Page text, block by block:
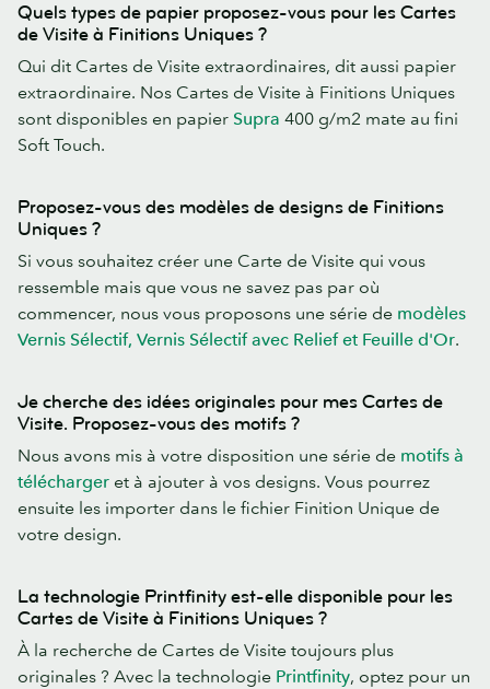
Quels types de papier proposez-vous pour les Cartes
de Visite à Finitions Uniques ?
Qui dit Cartes de Visite extraordinaires, dit aussi papier
extraordinaire. Nos Cartes de Visite à Finitions Uniques
sont disponibles en papier Supra 400 g/m2 mate au fini
Soft Touch.
Proposez-vous des modèles de designs de Finitions
Uniques ?
Si vous souhaitez créer une Carte de Visite qui vous
ressemble mais que vous ne savez pas par où
commencer, nous vous proposons une série de modèles
Vernis Sélectif, Vernis Sélectif avec Relief et Feuille d'Or.
Je cherche des idées originales pour mes Cartes de
Visite. Proposez-vous des motifs ?
Nous avons mis à votre disposition une série de motifs à
télécharger et à ajouter à vos designs. Vous pourrez
ensuite les importer dans le fichier Finition Unique de
votre design.
La technologie Printfinity est-elle disponible pour les
Cartes de Visite à Finitions Uniques ?
À la recherche de Cartes de Visite toujours plus
originales ? Avec la technologie Printfinity, optez pour un